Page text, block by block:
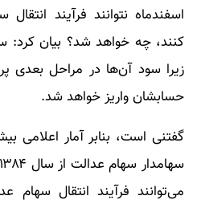
اسفندماه نتوانند فرآیند
کنند، چه خواهد شد؟ بیان کرد:
زیرا سود آن‌ها در مراحل بعدی
حسابشان واریز خواهد شد.
می‌توانند فرآیند انتقال سهام